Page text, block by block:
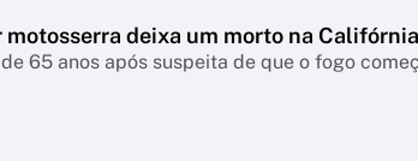
motosserra deixa um morto na Califórnia
65 anos após suspeita de que o fogo